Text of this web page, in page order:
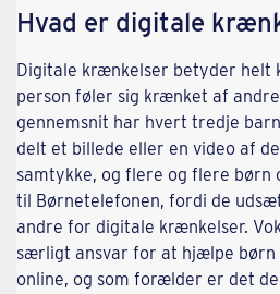
Hvad er digitale
Digitale krænkelser betyder helt
person føler sig krænket af andre
gennemsnit har hvert tredje
delt et billede eller en video af
samtykke, og flere og flere børn
til Børnetelefonen, fordi de
andre for digitale krænkelser.
særligt ansvar for at hjælpe børn
online, og som forælder er det